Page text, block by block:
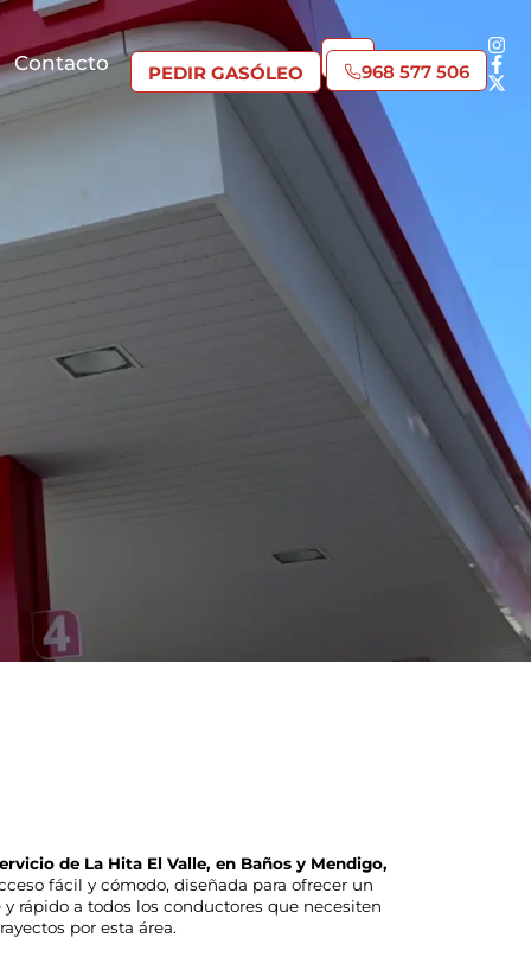
Contacto PEDIR GASÓLEO 968 577 506
de La Hita El Valle, en Baños y Mendigo,
fácil y cómodo, diseñada para ofrecer un
rápido a todos los conductores que necesiten
por esta área.